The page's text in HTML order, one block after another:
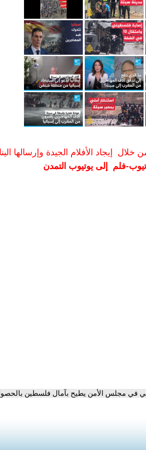
خلال إيجاد الأفلام الجيدة وإرسالها الينا
فلم إلى يوتيوب التمدن
في مجلس الأمن يطيح بآمال فلسطين